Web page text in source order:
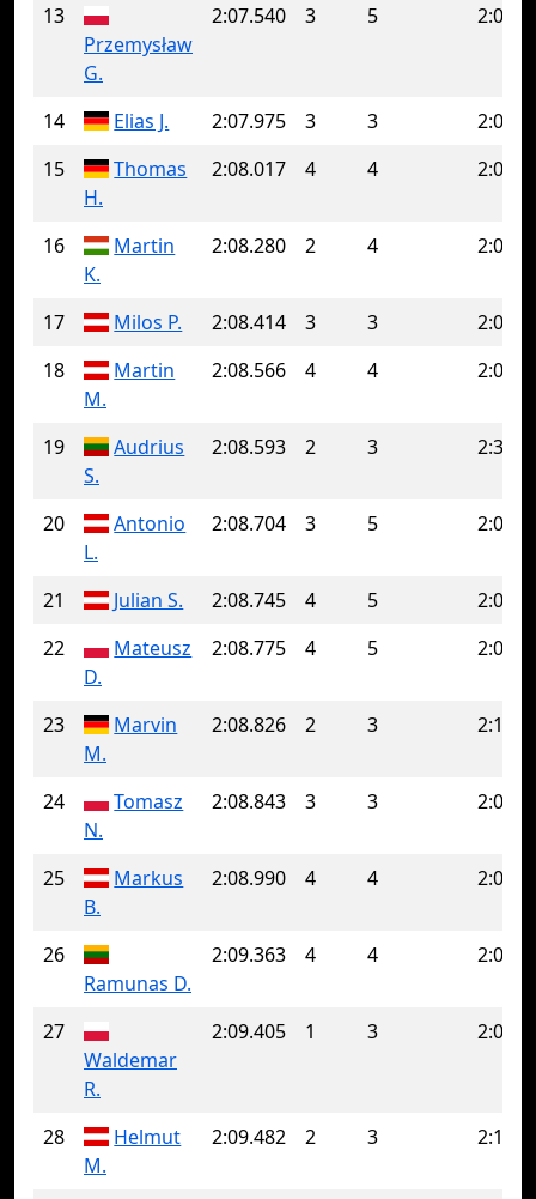
13
Przemysław
G.
2:07.540 3 5
14 Elias J. 2:07.975 3 3
15
Thomas
H.
2:08.017 4 4
16
Martin
K.
2:08.280 2 4
17 Milos P. 2:08.414 3 3
18
Martin
M.
2:08.566 4 4
19
Audrius
S.
2:08.593 2 3
20
Antonio
L.
2:08.704 3 5
21 Julian S. 2:08.745 4 5
22
Mateusz
D.
2:08.775 4 5
23
Marvin
M.
2:08.826 2 3
24
Tomasz
N.
2:08.843 3 3
25
Markus
B.
2:08.990 4 4
26
Ramunas D.
2:09.363 4 4
27
Waldemar
R.
2:09.405 1 3
28
Helmut
M.
2:09.482 2 3